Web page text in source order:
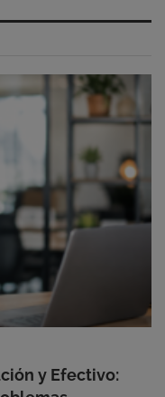
y Efectivo: